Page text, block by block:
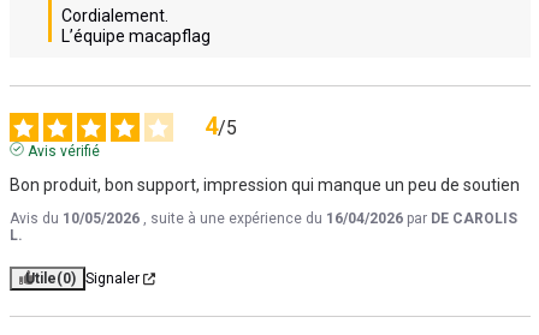
Cordialement.
L’équipe macapflag
4/5
Avis vérifié
Bon produit, bon support, impression qui manque un peu de soutien
Avis du 10/05/2026 , suite à une expérience du 16/04/2026 par DE CAROLIS
L.
Utile(0) Signaler